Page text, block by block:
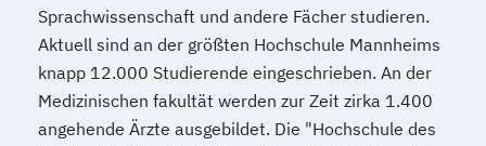
Sprachwissenschaft und andere Fächer studieren.
Aktuell sind an der größten Hochschule Mannheims
knapp 12.000 Studierende eingeschrieben. An der
Medizinischen fakultät werden zur Zeit zirka 1.400
angehende Ärzte ausgebildet. Die "Hochschule des